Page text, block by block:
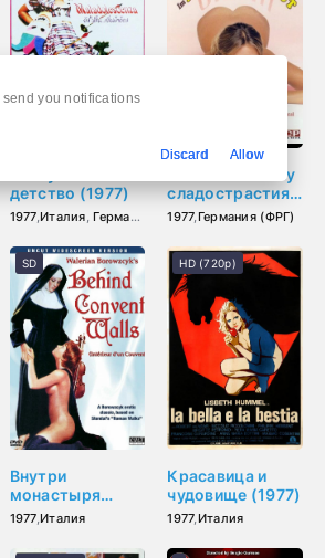
детство (1977)
1977,Италия,Германия (ФРГ)
Сильвия в плену
сладострастия
(1977)
1977,Германия (ФРГ)
Внутри
монастыря
(1977)
1977,Италия
SD
Красавица и
чудовище (1977)
1977,Италия
HD (720p)
you notifications
Discard Allow